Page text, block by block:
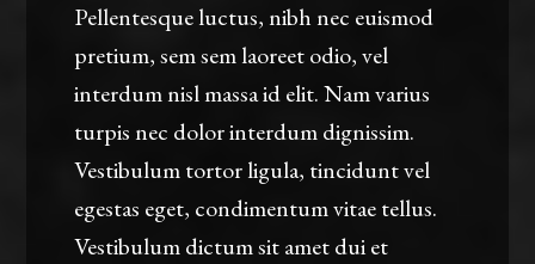
Pellentesque luctus, nibh nec euismod
pretium, sem sem laoreet odio, vel
interdum nisl massa id elit. Nam varius
turpis nec dolor interdum dignissim.
Vestibulum tortor ligula, tincidunt vel
egestas eget, condimentum vitae tellus.
Vestibulum dictum sit amet dui et